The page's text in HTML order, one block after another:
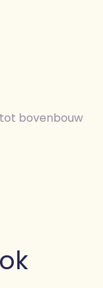
bovenbouw